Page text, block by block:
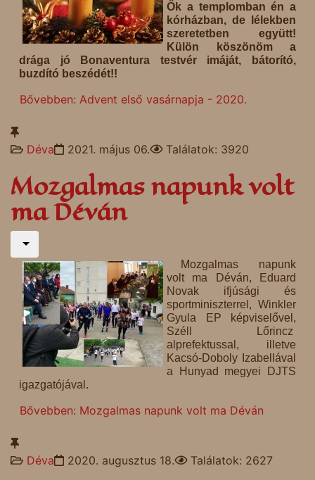
Ők a templomban én a
kórházban, de lélekben
szeretetben együtt!
Külön köszönöm a
drága jó Bonaventura testvér imáját, bátorító,
buzdító beszédét!!
Bővebben: Advent első vasárnapja - 2020.
Déva 2021. május 06. Találatok: 3920
Mozgalmas napunk volt
ma Déván
Mozgalmas napunk
volt ma Déván, Eduard
Novak ifjúsági és
sportminiszterrel, Winkler
Gyula EP képviselővel,
Széll Lőrincz
alprefektussal, illetve
Kacsó-Doboly Izabellával
a Hunyad megyei DJTS
igazgatójával.
Bővebben: Mozgalmas napunk volt ma Déván
Déva 2020. augusztus 18. Találatok: 2627